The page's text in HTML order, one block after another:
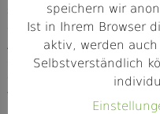
Schwaben
Adresse
89299 Unterroth
Webseite
speichern wir
Ist in Ihrem Browser
aktiv, werden
Selbstverständlich